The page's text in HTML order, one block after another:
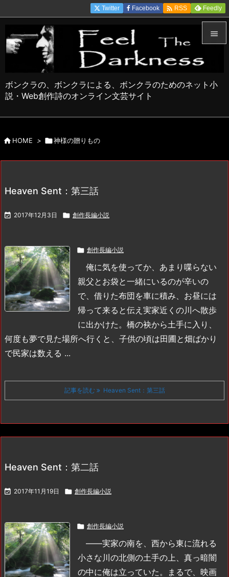
ボンクラの、ボンクラによる、ボンクラのためのネット小
説・Web創作詩のオンライン文芸サイト



Twitter Facebook  RSS Feedly
HOME > 神様の贈りもの
Heaven Sent：第三話
 2017年12月3日  創作長編小説
 創作長編小説
俺に気を使ってか、あまり喋らない
親父とお袋と一緒にいるのが辛いの
で、借りた布団を車に積み、お昼には
帰って来ると伝え実家近くの川へ散歩
に出かけた。橋の袂から土手に入り、
何度も夢で見た場所へ行くと、子供の頃は田圃と畑ばかり
で民家は数える ...
記事を読む Heaven Sent：第三話
Heaven Sent：第二話
 2017年11月19日  創作長編小説
 創作長編小説
――実家の南を、西から東に流れる
小さな川の北側の土手の上、真っ暗闇
の中に俺は立っていた。まるで、映画